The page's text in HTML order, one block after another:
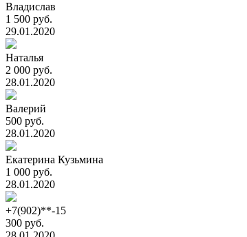
Владислав
1 500 руб.
29.01.2020
Наталья
2 000 руб.
28.01.2020
Валерий
500 руб.
28.01.2020
Екатерина Кузьмина
1 000 руб.
28.01.2020
+7(902)**-15
300 руб.